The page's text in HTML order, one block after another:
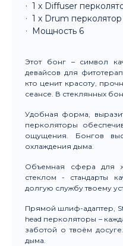
1 x Diffuser
1 х Drum перколятор
Мощность 6
Этот бонг – символ
девайсов для
кто ценит красоту,
сеансе. В стеклянных
Удобная форма,
перколяторы
ощущения. Бонгов
охлаждения дыма.
Объемная сфера для
стеклом - стандарты
долгую службу твоему
Прямой шлиф-адаптер,
head перколяторы –
заботой о твоём
дыма.